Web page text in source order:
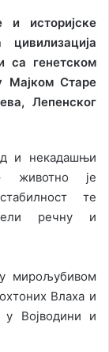
историјске
са генетском
Мајком Старе
Лепенског
и некадашњи
животно је
те
речну и
у мирољубивом
Влаха и
Војводини и